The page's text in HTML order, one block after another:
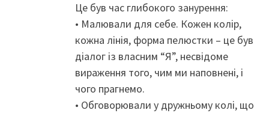
Це був час глибокого занурення:
• Малювали для себе. Кожен колір,
кожна лінія, форма пелюстки – це був
діалог із власним “Я”, несвідоме
вираження того, чим ми наповнені, і
чого прагнемо.
• Обговорювали у дружньому колі, що